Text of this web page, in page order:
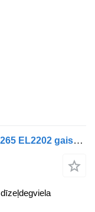
Knorr-Bremse Atego 2 (01.04-) K138265 EL2202 gaisa žāvētājs paredzēts Mercedes-Benz Atego, Atego 2, Atego 3 (1996-) kravas automašīnas
dīzeļdegviela